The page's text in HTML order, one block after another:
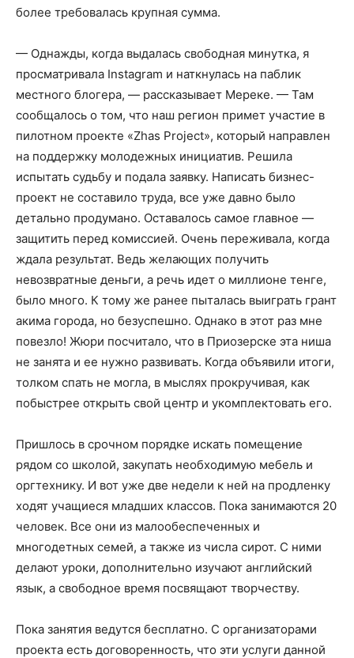
более требовалась крупная сумма.
— Однажды, когда выдалась свободная минутка, я
просматривала Instagram и наткнулась на паблик
местного блогера, — рассказывает Мереке. — Там
сообщалось о том, что наш регион примет участие в
пилотном проекте «Zhas Project», который направлен
на поддержку молодежных инициатив. Решила
испытать судьбу и подала заявку. Написать бизнес-
проект не составило труда, все уже давно было
детально продумано. Оставалось самое главное —
защитить перед комиссией. Очень переживала, когда
ждала результат. Ведь желающих получить
невозвратные деньги, а речь идет о миллионе тенге,
было много. К тому же ранее пыталась выиграть грант
акима города, но безуспешно. Однако в этот раз мне
повезло! Жюри посчитало, что в Приозерске эта ниша
не занята и ее нужно развивать. Когда объявили итоги,
толком спать не могла, в мыслях прокручивая, как
побыстрее открыть свой центр и укомплектовать его.
Пришлось в срочном порядке искать помещение
рядом со школой, закупать необходимую мебель и
оргтехнику. И вот уже две недели к ней на продленку
ходят учащиеся младших классов. Пока занимаются 20
человек. Все они из малообеспеченных и
многодетных семей, а также из числа сирот. С ними
делают уроки, дополнительно изучают английский
язык, а свободное время посвящают творчеству.
Пока занятия ведутся бесплатно. С организаторами
проекта есть договоренность, что эти услуги данной